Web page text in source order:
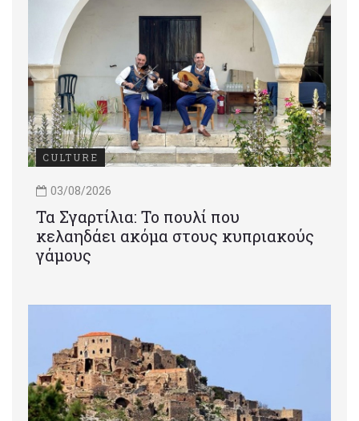
CULTURE
03/08/2026
Τα Σγαρτίλια: Το πουλί που
κελαηδάει ακόμα στους κυπριακούς
γάμους